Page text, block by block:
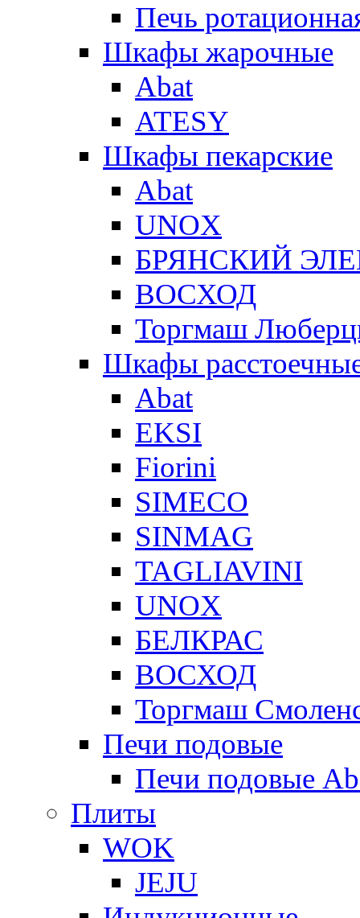
Печь
Шкафы жарочные
Abat
ATESY
Шкафы пекарские
Abat
UNOX
БРЯНСКИЙ
ВОСХОД
Торгмаш
Шкафы
Abat
EKSI
Fiorini
SIMECO
SINMAG
TAGLIAVINI
UNOX
БЕЛКРАС
ВОСХОД
Торгмаш
Печи подовые
Печи подовые
Плиты
WOK
JEJU